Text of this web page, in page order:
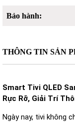
THÔNG TIN SẢN
Smart Tivi QLED
Rực Rỡ, Giải Trí
Ngày nay, tivi không
Bảo hành: